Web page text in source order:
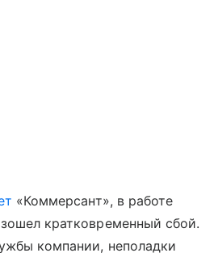
«Коммерсант», в работе
кратковременный сбой.
компании, неполадки